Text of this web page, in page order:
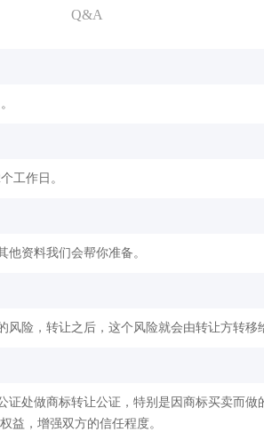
Q&A
工作日。
资料我们会帮你准备。
险，转让之后，这个风险就会由转让方转移
处做商标转让公证，特别是因商标买卖而
益，增强双方的信任程度。